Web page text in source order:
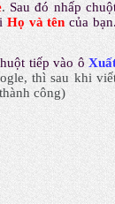
. Sau đó nhấp
Họ và tên của
tiếp vào ô
thì sau khi
công)